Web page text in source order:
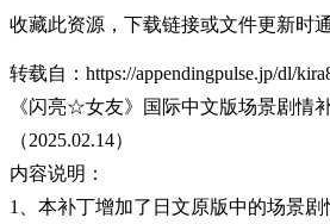
收藏此资源，下载链接或文件更新时
转载自：https://appendingpulse.jp/dl/
《闪亮☆女友》国际中文版场景剧情
（2025.02.14）
内容说明：
1、本补丁增加了日文原版中的场景剧